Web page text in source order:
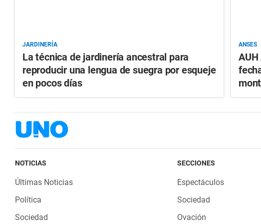
JARDINERÍA
La técnica de jardinería ancestral para
reproducir una lengua de suegra por esqueje
en pocos días
ANSES
AUH
NOTICIAS
Últimas Noticias
Política
Sociedad
SECCIONES
Espectáculos
Sociedad
Ovación